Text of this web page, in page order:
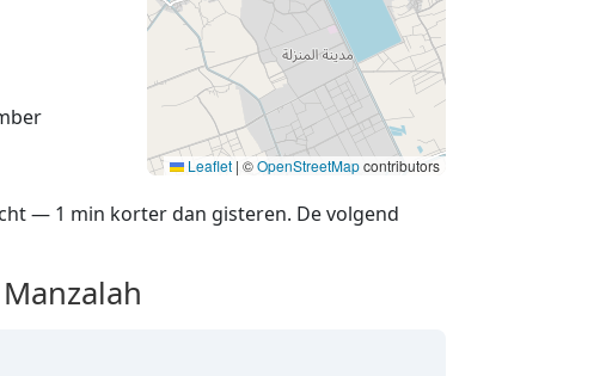
Leaflet | ©OpenStreetMapcontributors
— 1 min korter dan gisteren. De volgend